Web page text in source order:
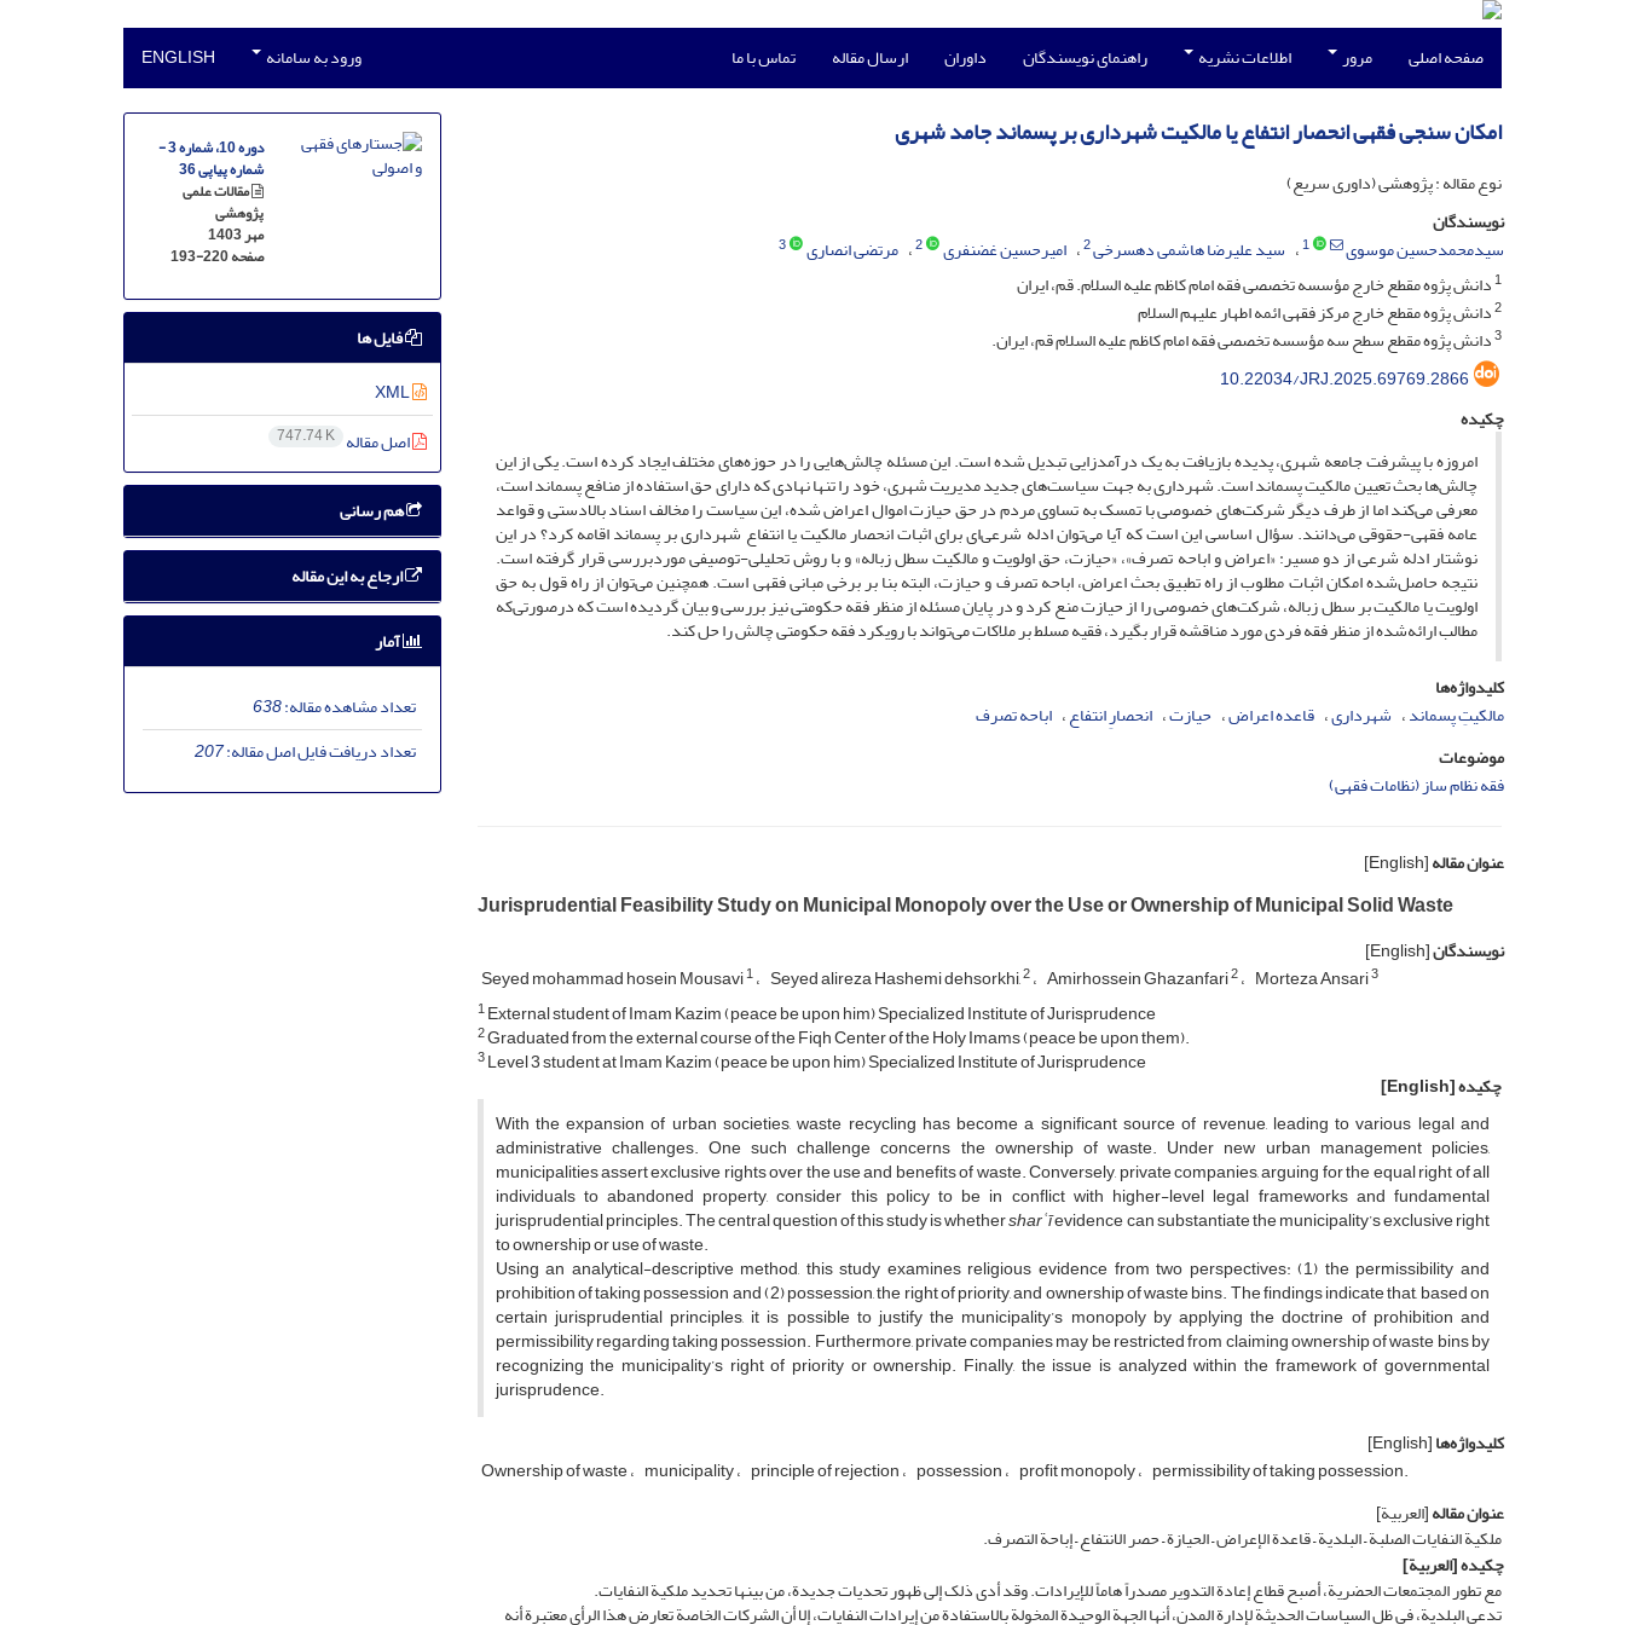
صفحه اصلی مرور اطلاعات نشریه راهنمای نویسندگان داوران ارسال مقاله تماس با ما ورود به سامانه ENGLISH
امکان سنجی فقهی انحصار انتفاع یا مالکیت شهرداری بر پسماند جامد شهری
نوع مقاله : پژوهشی (داوری سریع)
نویسندگان
سیدمحمدحسین موسوی
1 سید علیرضا هاشمی دهسرخی2 امیرحسین غضنفری 2 مرتضی انصاری
3
1دانش پژوه مقطع خارج مؤسسه تخصصی فقه امام کاظم علیه السلام. قم، ایران
2دانش پژوه مقطع خارج مرکز فقهی ائمه اطهار علیهم السلام
3دانش پژوه مقطع سطح سه مؤسسه تخصصی فقه امام کاظم علیه السلام قم، ایران.
10.22034/JRJ.2025.69769.2866
چکیده
امروزه با پیشرفت جامعه شهری، پدیده بازیافت به یک درآمدزایی تبدیل شده است. این مسئله چالش‌هایی را در حوزه‌های مختلف ایجاد کرده است. یکی از این
چالش‌ها بحث تعیین مالکیت پسماند است. شهرداری به جهت سیاست‌های جدید مدیریت شهری، خود را تنها نهادی که دارای حق استفاده از منافع پسماند است،
معرفی می‌کند اما از طرف دیگر شرکت‌های خصوصی با تمسک به تساوی مردم در حق حیازت اموال اعراض شده، این سیاست را مخالف اسناد بالادستی و قواعد
عامه فقهی-حقوقی می‌دانند. سؤال اساسی این است که آیا می‌توان ادله شرعی‌ای برای اثبات انحصار مالکیت یا انتفاع شهرداری بر پسماند اقامه کرد؟ در این
نوشتار ادله شرعی از دو مسیر: «اعراض و اباحه تصرف»، «حیازت، حق اولویت و مالکیت سطل زباله» و با روش تحلیلی-توصیفی موردبررسی قرار گرفته است.
نتیجه حاصل‌شده امکان اثبات مطلوب از راه تطبیق بحث اعراض، اباحه تصرف و حیازت، البته بنا بر برخی مبانی فقهی است. همچنین می‌توان از راه قول به حق
اولویت یا مالکیت بر سطل زباله، شرکت‌های خصوصی را از حیازت منع کرد و در پایان مسئله از منظر فقه حکومتی نیز بررسی و بیان گردیده است که درصورتی‌که
مطالب ارائه‌شده از منظر فقه فردی مورد مناقشه قرار بگیرد، فقیه مسلط بر ملاکات می‌تواند با رویکرد فقه حکومتی چالش را حل کند.
کلیدواژه‌ها
مالکیتِ پسماند شهرداری قاعده اعراض حیازت انحصارِ انتفاع اباحه تصرف
موضوعات
فقه نظام ساز (نظامات فقهی)
عنوان مقاله[English]
Jurisprudential Feasibility Study on Municipal Monopoly over the Use or Ownership of Municipal Solid Waste
نویسندگان[English]
Seyed mohammad hosein Mousavi1 Seyed alireza Hashemi dehsorkhi,2 Amirhossein Ghazanfari2 Morteza Ansari3
1External student of Imam Kazim (peace be upon him) Specialized Institute of Jurisprudence
2Graduated from the external course of the Fiqh Center of the Holy Imams (peace be upon them).
3Level 3 student at Imam Kazim (peace be upon him) Specialized Institute of Jurisprudence
چکیده[English]
With the expansion of urban societies, waste recycling has become a significant source of revenue, leading to various legal and
administrative challenges. One such challenge concerns the ownership of waste. Under new urban management policies,
municipalities assert exclusive rights over the use and benefits of waste. Conversely, private companies, arguing for the equal right of all
individuals to abandoned property, consider this policy to be in conflict with higher-level legal frameworks and fundamental
jurisprudential principles. The central question of this study is whethersharʿīevidence can substantiate the municipality’s exclusive right
to ownership or use of waste.
Using an analytical-descriptive method, this study examines religious evidence from two perspectives: (1) the permissibility and
prohibition of taking possession and (2) possession, the right of priority, and ownership of waste bins. The findings indicate that, based on
certain jurisprudential principles, it is possible to justify the municipality’s monopoly by applying the doctrine of prohibition and
permissibility regarding taking possession. Furthermore, private companies may be restricted from claiming ownership of waste bins by
recognizing the municipality’s right of priority or ownership. Finally, the issue is analyzed within the framework of governmental
jurisprudence.
کلیدواژه‌ها[English]
Ownership of waste municipality principle of rejection possession profit monopoly permissibility of taking possession.
عنوان مقاله[العربیة]
ملکیة النفایات الصلبة – البلدیة – قاعدة الإعراض – الحیازة – حصر الانتفاع – إباحة التصرف.
چکیده[العربیة]
مع تطور المجتمعات الحضریة، أصبح قطاع إعادة التدویر مصدراً هاماً للإیرادات. وقد أدى ذلک إلى ظهور تحدیات جدیدة، من بینها تحدید ملکیة النفایات.
تدعی البلدیة، فی ظل السیاسات الحدیثة لإدارة المدن، أنها الجهة الوحیدة المخولة بالاستفادة من إیرادات النفایات، إلا أن الشرکات الخاصة تعارض هذا الرأی معتبرة أنه
دوره 10، شماره 3 -
شماره پیاپی 36
مقالات علمی
پژوهشی
مهر 1403
صفحه193-220
فایل ها
XML
اصل مقاله 747.74 K
هم رسانی
ارجاع به این مقاله
آمار
تعداد مشاهده مقاله:638
تعداد دریافت فایل اصل مقاله:207